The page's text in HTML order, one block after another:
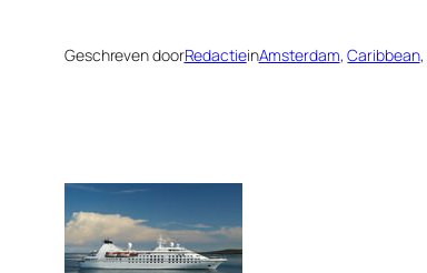
Geschreven doorRedactieinAmsterdam, Caribbean,